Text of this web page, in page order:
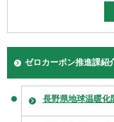
ゼロカーボン推進課紹
長野県地球温暖化